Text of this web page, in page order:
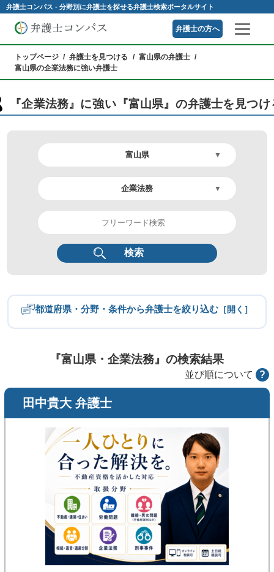
弁護士コンパス - 分野別に弁護士を探せる弁護士検索ポータルサイト
弁護士の方へ
トップページ 弁護士を見つける
富山県の弁護士
富山県の企業法務に強い弁護士
『企業法務』に強い『富山県』の弁護士を見つ
検索
都道府県・分野・条件から弁護士を絞り込む ［開く］
北海道・東北 関東
九州・沖縄
分野
不倫慰謝料
離婚問題 相続・遺産トラブル
交通事故 刑事事件
『富山県・企業法務』の検索結果
並び順について ?
田中貴大 弁護士